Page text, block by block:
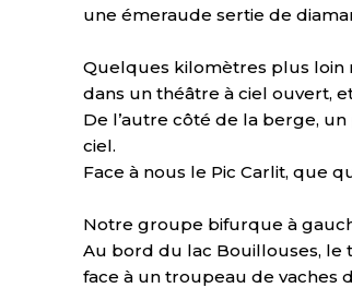
une émeraude sertie de
Quelques kilomètres plus loin
dans un théâtre à ciel ouvert,
De l’autre côté de la berge,
ciel.
Face à nous le Pic Carlit, que
Notre groupe bifurque à
Au bord du lac Bouillouses, le
face à un troupeau de vaches